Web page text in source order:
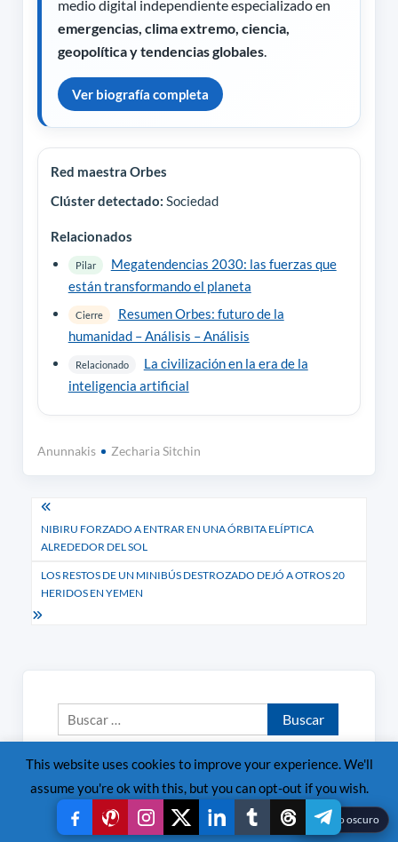
medio digital independiente especializado en
emergencias, clima extremo, ciencia,
geopolítica y tendencias globales.
Ver biografía completa
Red maestra Orbes
Clúster detectado: Sociedad
Relacionados
Pilar
Megatendencias 2030: las fuerzas que
están transformando el planeta
Cierre
Resumen Orbes: futuro de la
humanidad – Análisis – Análisis
Relacionado
La civilización en la era de la
inteligencia artificial
Anunnakis Zecharia Sitchin
Navegación
de
entradas
NIBIRU FORZADO A ENTRAR EN UNA ÓRBITA ELÍPTICA
ALREDEDOR DEL SOL
LOS RESTOS DE UN MINIBÚS DESTROZADO DEJÓ A OTROS 20
HERIDOS EN YEMEN
Buscar:
Categorías
This website uses cookies to improve your experience. We'll
assume you're ok with this, but you can opt-out if you wish.
Accept Reject Read More ☾Modo oscuro